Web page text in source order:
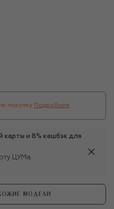
покупку Подробнее
карты и 8% кешбэк для
ЦУМа
МОДЕЛИ